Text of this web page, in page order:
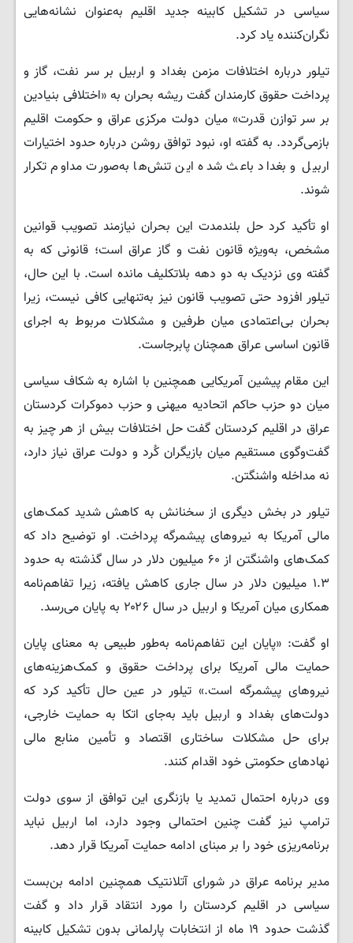
سیاسی در تشکیل کابینه جدید اقلیم به‌عنوان نشانه‌هایی
نگران‌کننده یاد کرد.
تیلور درباره اختلافات مزمن بغداد و اربیل بر سر نفت، گاز و
پرداخت حقوق کارمندان گفت ریشه بحران به «اختلافی بنیادین
بر سر توازن قدرت» میان دولت مرکزی عراق و حکومت اقلیم
بازمی‌گردد. به گفته او، نبود توافق روشن درباره حدود اختیارات
اربیل و بغداد باعث شده این تنش‌ها به‌صورت مداوم تکرار
شوند.
او تأکید کرد حل بلندمدت این بحران نیازمند تصویب قوانین
مشخص، به‌ویژه قانون نفت و گاز عراق است؛ قانونی که به
گفته وی نزدیک به دو دهه بلاتکلیف مانده است. با این حال،
تیلور افزود حتی تصویب قانون نیز به‌تنهایی کافی نیست، زیرا
بحران بی‌اعتمادی میان طرفین و مشکلات مربوط به اجرای
قانون اساسی عراق همچنان پابرجاست.
این مقام پیشین آمریکایی همچنین با اشاره به شکاف سیاسی
میان دو حزب حاکم اتحادیه میهنی و حزب دموکرات کردستان
عراق در اقلیم کردستان گفت حل اختلافات بیش از هر چیز به
گفت‌وگوی مستقیم میان بازیگران کُرد و دولت عراق نیاز دارد،
نه مداخله واشنگتن.
تیلور در بخش دیگری از سخنانش به کاهش شدید کمک‌های
مالی آمریکا به نیروهای پیشمرگه پرداخت. او توضیح داد که
کمک‌های واشنگتن از ۶۰ میلیون دلار در سال گذشته به حدود
۱.۳ میلیون دلار در سال جاری کاهش یافته، زیرا تفاهم‌نامه
همکاری میان آمریکا و اربیل در سال ۲۰۲۶ به پایان می‌رسد.
او گفت: «پایان این تفاهم‌نامه به‌طور طبیعی به معنای پایان
حمایت مالی آمریکا برای پرداخت حقوق و کمک‌هزینه‌های
نیروهای پیشمرگه است.» تیلور در عین حال تأکید کرد که
دولت‌های بغداد و اربیل باید به‌جای اتکا به حمایت خارجی،
برای حل مشکلات ساختاری اقتصاد و تأمین منابع مالی
نهادهای حکومتی خود اقدام کنند.
وی درباره احتمال تمدید یا بازنگری این توافق از سوی دولت
ترامپ نیز گفت چنین احتمالی وجود دارد، اما اربیل نباید
برنامه‌ریزی خود را بر مبنای ادامه حمایت آمریکا قرار دهد.
مدیر برنامه عراق در شورای آتلانتیک همچنین ادامه بن‌بست
سیاسی در اقلیم کردستان را مورد انتقاد قرار داد و گفت
گذشت حدود ۱۹ ماه از انتخابات پارلمانی بدون تشکیل کابینه